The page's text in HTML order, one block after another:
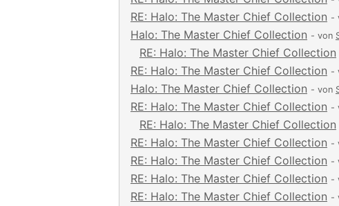
RE: Halo: The Master Chief Collection -
Halo: The Master Chief Collection - von
RE: Halo: The Master Chief Collection
RE: Halo: The Master Chief Collection -
Halo: The Master Chief Collection - von
RE: Halo: The Master Chief Collection -
RE: Halo: The Master Chief Collection
RE: Halo: The Master Chief Collection -
RE: Halo: The Master Chief Collection -
RE: Halo: The Master Chief Collection -
RE: Halo: The Master Chief Collection -